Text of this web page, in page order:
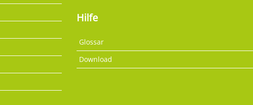
Hilfe
Glossar
Download